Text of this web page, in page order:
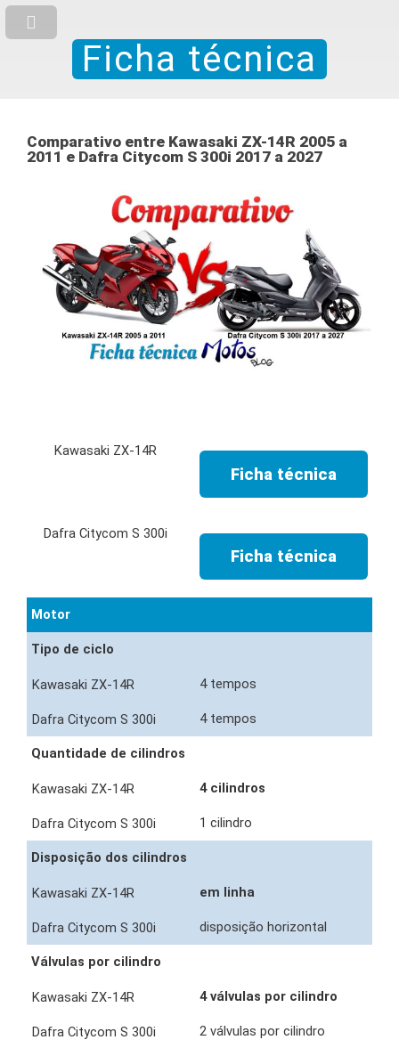
Ficha técnica
Comparativo entre Kawasaki ZX-14R 2005 a
2011 e Dafra Citycom S 300i 2017 a 2027
Ficha técnica
Ficha técnica
Motor
Tipo de ciclo
4 tempos
4 tempos
Quantidade de cilindros
4 cilindros
1 cilindro
Disposição dos cilindros
em linha
disposição horizontal
Válvulas por cilindro
4 válvulas por cilindro
2 válvulas por cilindro